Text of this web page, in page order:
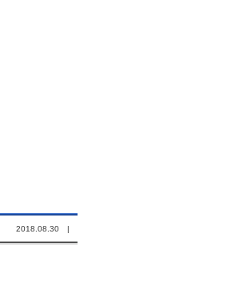
2018.08.30 |